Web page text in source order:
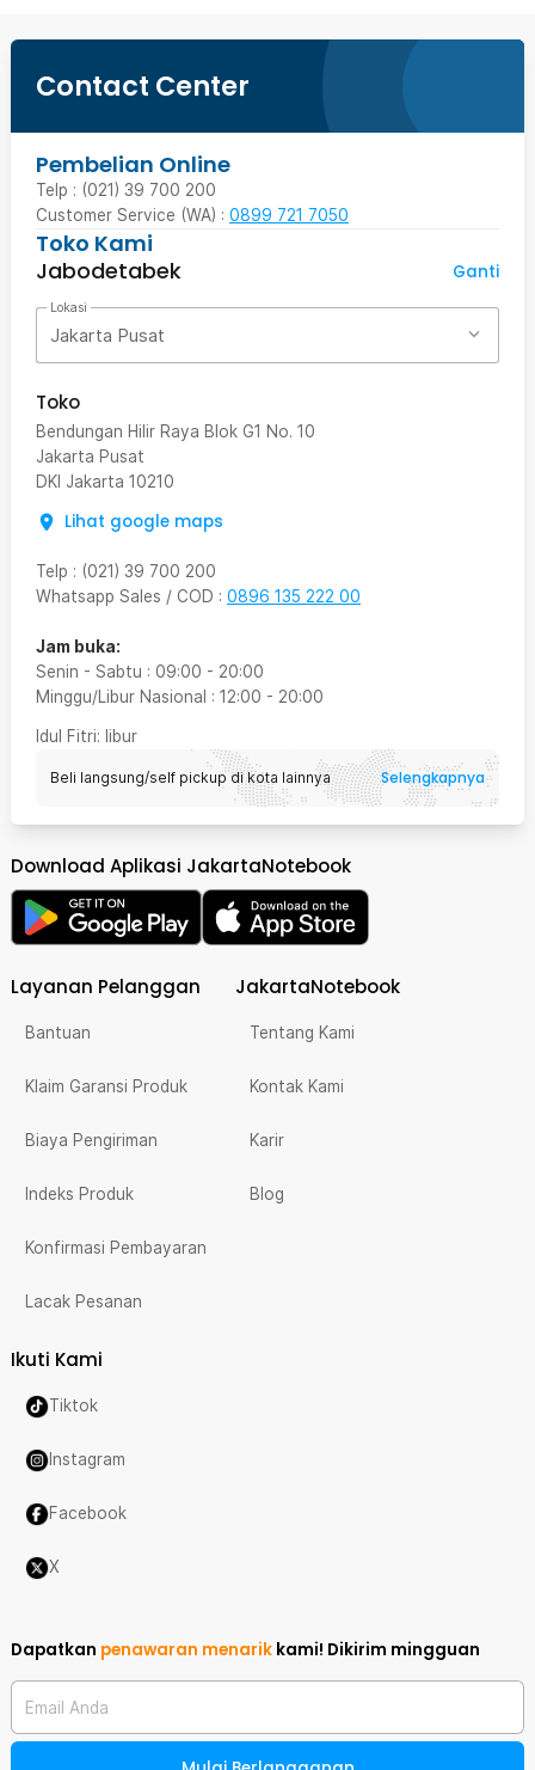
Contact Center
Pembelian Online
Telp : (021) 39 700 200
Customer Service (WA) : 0899 721 7050
Toko Kami
Jabodetabek
Ganti
Lokasi
Jakarta Pusat
Toko
Bendungan Hilir Raya Blok G1 No. 10
Jakarta Pusat
DKI Jakarta 10210
Lihat google maps
Telp : (021) 39 700 200
Whatsapp Sales / COD : 0896 135 222 00
Jam buka:
Senin - Sabtu : 09:00 - 20:00
Minggu/Libur Nasional : 12:00 - 20:00
Idul Fitri: libur
Beli langsung/self pickup di kota lainnya Selengkapnya
Download Aplikasi JakartaNotebook
Layanan Pelanggan
Bantuan
Klaim Garansi Produk
Biaya Pengiriman
Indeks Produk
Konfirmasi Pembayaran
Lacak Pesanan
JakartaNotebook
Tentang Kami
Kontak Kami
Karir
Blog
Ikuti Kami
Tiktok
Instagram
Facebook
X
Dapatkan penawaran menarik kami! Dikirim mingguan
Email Anda